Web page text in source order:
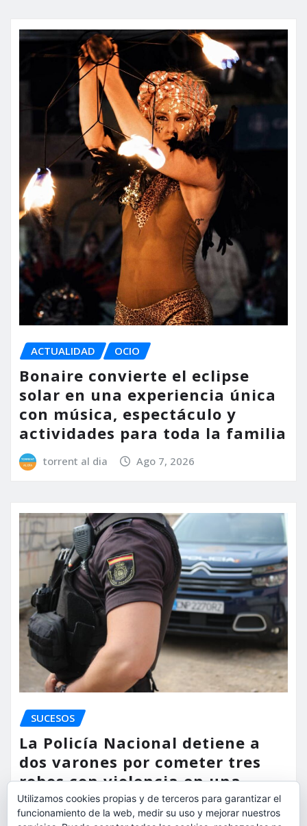
ACTUALIDAD OCIO
Bonaire convierte el eclipse
solar en una experiencia única
con música, espectáculo y
actividades para toda la familia
torrent al dia Ago 7, 2026
SUCESOS
La Policía Nacional detiene a
dos varones por cometer tres
robos con violencia en una
misma mañana
Utilizamos cookies propias y de terceros para garantizar el
funcionamiento de la web, medir su uso y mejorar nuestros